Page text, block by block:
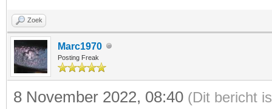
Zoek
Marc1970
Posting Freak
8 November 2022, 08:40 (Dit bericht